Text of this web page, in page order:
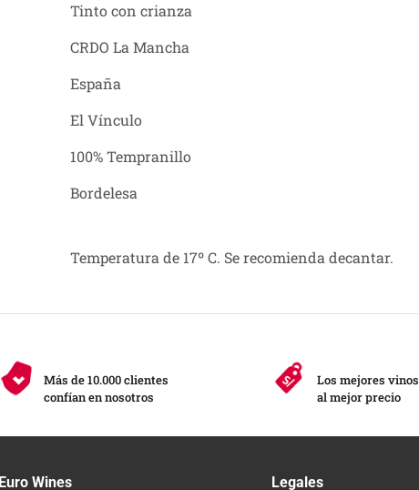
Tinto con crianza
CRDO La Mancha
España
El Vínculo
100% Tempranillo
Bordelesa
Temperatura de 17º C. Se recomienda decantar.
Más de 10.000 clientes
confían en nosotros
Los mejores vinos
al mejor precio
Euro Wines Legales